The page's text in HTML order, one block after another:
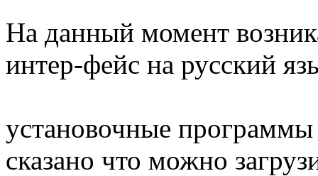
На данный момент
интер-фейс на русский
установочные программы
сказано что можно